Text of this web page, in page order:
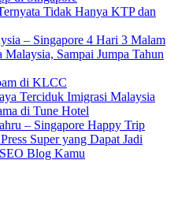
Tidak Hanya KTP dan
– Singapore 4 Hari 3 Malam
Sampai Jumpa Tahun
di KLCC
Terciduk Imigrasi Malaysia
di Tune Hotel
– Singapore Happy Trip
Super yang Dapat Jadi
Blog Kamu